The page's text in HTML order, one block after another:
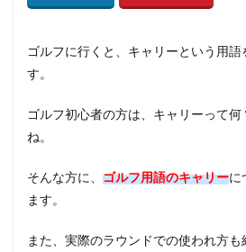
ゴルフに行くと、キャリーという用語
す。
ゴルフ初心者の方は、キャリーって何
ね。
そんな方に、 ゴルフ用語のキャリーに
ます。
また、実際のラウンドでの使われ方も